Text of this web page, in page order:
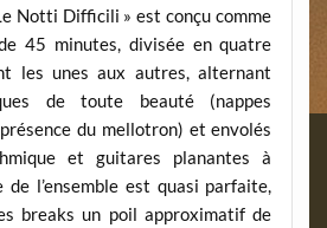
Notti Difficili » est conçu comme
45 minutes, divisée en quatre
les unes aux autres, alternant
de toute beauté (nappes
du mellotron) et envolés
et guitares planantes à
de l’ensemble est quasi parfaite,
breaks un poil approximatif de